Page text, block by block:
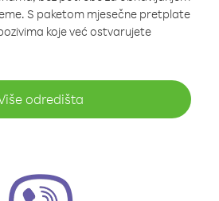
S paketom mjesečne pretplate
koje već ostvarujete
odredišta